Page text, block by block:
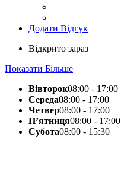
Додати Відгук
Відкрито зараз
Показати Більше
Вівторок08:00 - 17:00
Середа08:00 - 17:00
Четвер08:00 - 17:00
П’ятниця08:00 - 17:00
Субота08:00 - 15:30